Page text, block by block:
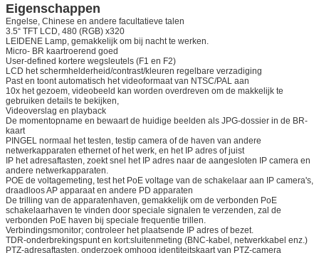
Eigenschappen
Engelse, Chinese en andere facultatieve talen
3.5“ TFT LCD, 480 (RGB) x320
LEIDENE Lamp, gemakkelijk om bij nacht te werken.
Micro- BR kaartroerend goed
User-defined kortere wegsleutels (F1 en F2)
LCD het schermhelderheid/contrast/kleuren regelbare verzadiging
Past en toont automatisch het videoformaat van NTSC/PAL aan
10x het gezoem, videobeeld kan worden overdreven om de makkelijk te
gebruiken details te bekijken,
Videoverslag en playback
De momentopname en bewaart de huidige beelden als JPG-dossier in de BR-
kaart
PINGEL normaal het testen, testip camera of de haven van andere
netwerkapparaten ethernet of het werk, en het IP adres of juist
IP het adresaftasten, zoekt snel het IP adres naar de aangesloten IP camera en
andere netwerkapparaten.
POE de voltagemeting, test het PoE voltage van de schakelaar aan IP camera's,
draadloos AP apparaat en andere PD apparaten
De trilling van de apparatenhaven, gemakkelijk om de verbonden PoE
schakelaarhaven te vinden door speciale signalen te verzenden, zal de
verbonden PoE haven bij speciale frequentie trillen.
Verbindingsmonitor; controleer het plaatsende IP adres of bezet.
TDR-onderbrekingspunt en kort:sluitenmeting (BNC-kabel, netwerkkabel enz.)
PTZ-adresaftasten, onderzoek omhoog identiteitskaart van PTZ-camera